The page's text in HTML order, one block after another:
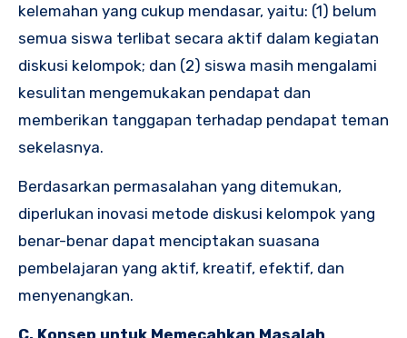
kelemahan yang cukup mendasar, yaitu: (1) belum
semua siswa terlibat secara aktif dalam kegiatan
diskusi kelompok; dan (2) siswa masih mengalami
kesulitan mengemukakan pendapat dan
memberikan tanggapan terhadap pendapat teman
sekelasnya.
Berdasarkan permasalahan yang ditemukan,
diperlukan inovasi metode diskusi kelompok yang
benar-benar dapat menciptakan suasana
pembelajaran yang aktif, kreatif, efektif, dan
menyenangkan.
C. Konsep untuk Memecahkan Masalah